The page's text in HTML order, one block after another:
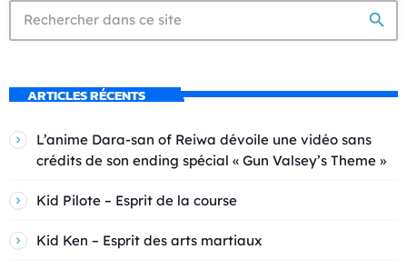
search
ARTICLES RÉCENTS
L’anime Dara-san of Reiwa dévoile une vidéo sans
crédits de son ending spécial « Gun Valsey’s Theme »
Kid Pilote – Esprit de la course
Kid Ken – Esprit des arts martiaux